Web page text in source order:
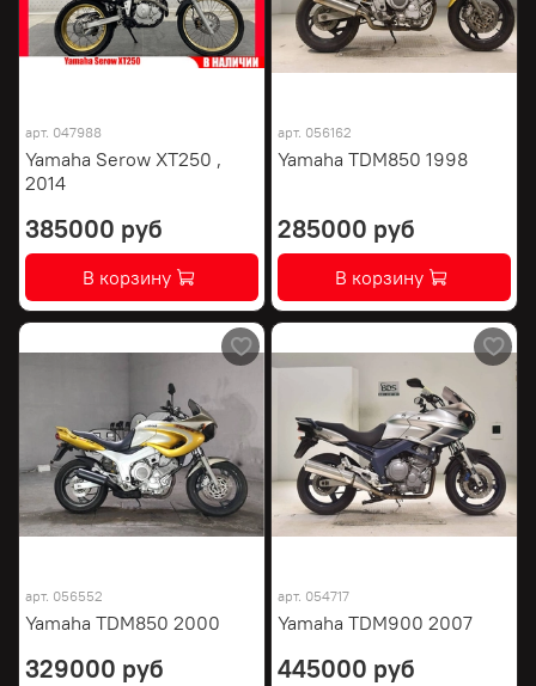
арт. 047988
Yamaha Serow XT250 ,
2014
385000 руб
В корзину
арт. 056162
Yamaha TDM850 1998
285000 руб
В корзину
арт. 056552
Yamaha TDM850 2000
329000 руб
арт. 054717
Yamaha TDM900 2007
445000 руб